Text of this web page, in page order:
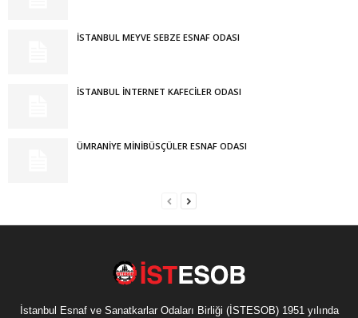
İSTANBUL MEYVE SEBZE ESNAF ODASI
İSTANBUL İNTERNET KAFECİLER ODASI
ÜMRANİYE MİNİBÜSÇÜLER ESNAF ODASI
İstanbul Esnaf ve Sanatkarlar Odaları Birliği (İSTESOB) 1951 yılında